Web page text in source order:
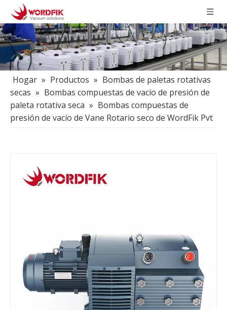
Hogar » Productos » Bombas de paletas rotativas
secas » Bombas compuestas de vacío de presión de
paleta rotativa seca » Bombas compuestas de
presión de vacío de Vane Rotario seco de WordFik Pvt